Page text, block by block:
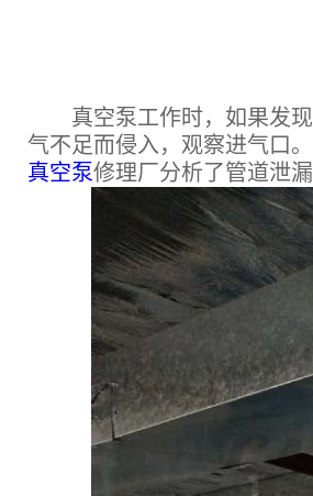
真空泵工作时，如果发现
气不足而侵入，观察进气口
真空泵修理厂分析了管道泄